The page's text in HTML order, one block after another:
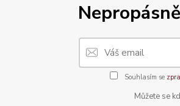
Souhlasím se
Můžete se